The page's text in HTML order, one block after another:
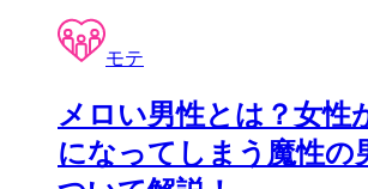
モテ
メロい男性とは？女性
になってしまう魔性の